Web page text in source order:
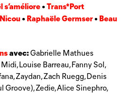
s’améliore •Trans*Port
Nicou • Raphaële Germser • Beau
avec: Gabrielle Mathues
Louise Barreau, Fanny Sol,
Zaydan, Zach Ruegg, Denis
Groove), Zedie, Alice Sinephro,